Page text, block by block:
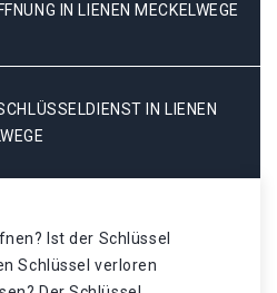
IN LIENEN MECKELWEGE
IN LIENEN
Ist der Schlüssel
Schlüssel verloren